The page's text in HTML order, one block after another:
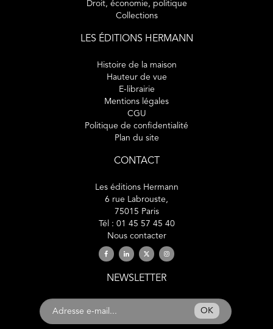
Droit, économie, politique
Collections
LES ÉDITIONS HERMANN
Histoire de la maison
Hauteur de vue
E-librairie
Mentions légales
CGU
Politique de confidentialité
Plan du site
CONTACT
Les éditions Hermann
6 rue Labrouste,
75015 Paris
Tél : 01 45 57 45 40
Nous contacter
NEWSLETTER
OK